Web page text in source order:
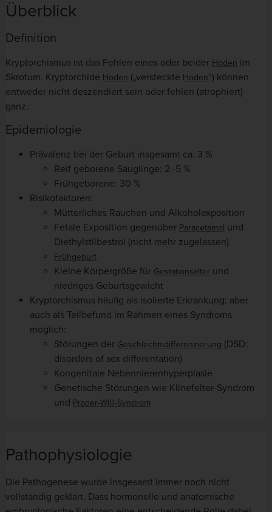
Überblick
Definition
Kryptorchismus ist das Fehlen eines oder beider Hoden im
Skrotum. Kryptorchide Hoden („versteckte Hoden“) können
entweder nicht deszendiert sein oder fehlen (atrophiert)
ganz.
Epidemiologie
Prävalenz bei der Geburt insgesamt ca. 3 %
Reif geborene Säuglinge: 2–5 %
Frühgeborene: 30 %
Risikofaktoren:
Mütterliches Rauchen und Alkoholexposition
Fetale Exposition gegenüber Paracetamol und
Diethylstilbestrol (nicht mehr zugelassen)
Frühgeburt
Kleine Körpergröße für Gestationsalter und
niedriges Geburtsgewicht
Kryptorchismus häufig als isolierte Erkrankung; aber
auch als Teilbefund im Rahmen eines Syndroms
möglich:
Störungen der Geschlechtsdifferenzierung (DSD:
disorders of sex differentation)
Kongenitale Nebennierenhyperplasie
Genetische Störungen wie Klinefelter-Syndrom
und Prader-Willi-Syndrom
Pathophysiologie
Die Pathogenese wurde insgesamt immer noch nicht
vollständig geklärt. Dass hormonelle und anatomische